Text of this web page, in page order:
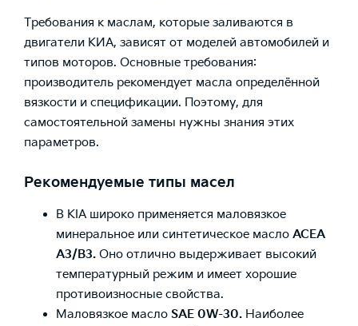
Требования к маслам, которые заливаются в
двигатели КИА, зависят от моделей автомобилей и
типов моторов. Основные требования:
производитель рекомендует масла определённой
вязкости и спецификации. Поэтому, для
самостоятельной замены нужны знания этих
параметров.
Рекомендуемые типы масел
В KIA широко применяется маловязкое
минеральное или синтетическое масло ACEA
A3/B3. Оно отлично выдерживает высокий
температурный режим и имеет хорошие
противоизносные свойства.
Маловязкое масло SAE 0W-30. Наиболее